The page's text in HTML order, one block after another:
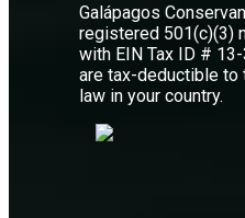
Galápagos
registered 501(c)(3)
with EIN Tax ID #
are tax-deductible
law in your country.